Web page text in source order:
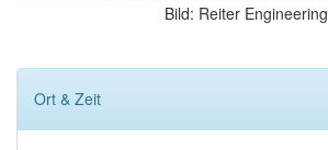
Bild: Reiter Engineering
Ort & Zeit